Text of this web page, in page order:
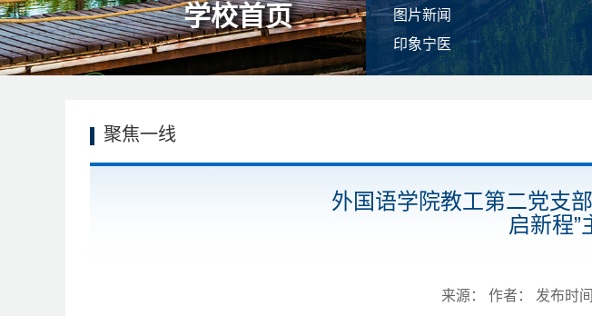
学校首页
图片新闻
印象宁医
聚焦一线
外国语学院教工第二党支
启新程”
来源： 作者： 发布时